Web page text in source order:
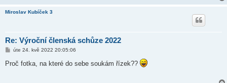
Miroslav Kubíček 3
Re: Výroční členská schůze 2022
P
í
s
úte 24. kvě 2022 20:05:06
Proč fotka, na které do sebe soukám řízek??